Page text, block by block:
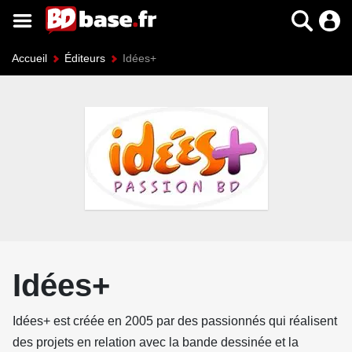
Accueil Éditeurs Idées+
Idées+
Idées+ est créée en 2005 par des passionnés qui réalisent
des projets en relation avec la bande dessinée et la